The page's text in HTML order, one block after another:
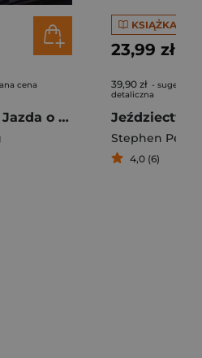
cena
FORMUŁA 1. Jazda o życie. Gwiazdy, strategia, technologia i historia F1
KSIĄŻKA
23,99 zł
39,90 zł -
detaliczna
Stephen
4,0 (6)